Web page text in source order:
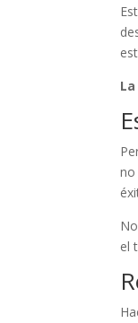
no
el